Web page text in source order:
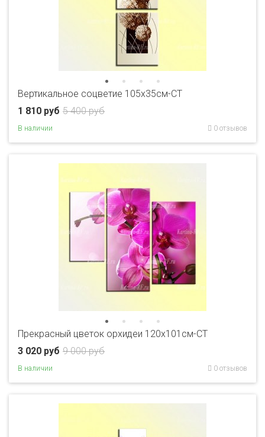
Вертикальное соцветие 105x35см-CT
5 400 руб
1 810 руб
В наличии 0 отзывов
Прекрасный цветок орхидеи 120х101см-CT
9 000 руб
3 020 руб
В наличии 0 отзывов